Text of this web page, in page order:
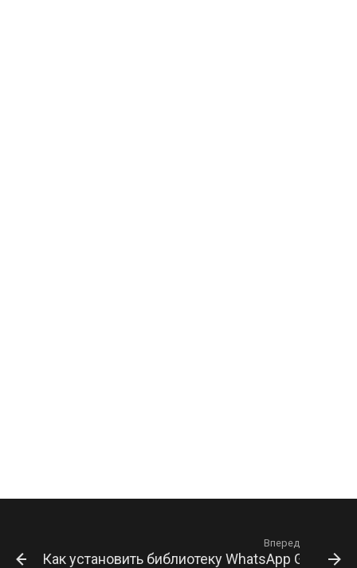
Вперед
Как установить библиотеку WhatsApp GPT Bot